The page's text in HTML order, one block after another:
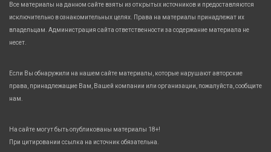
Все материалы на данном сайте взяты из открытых источников и предоставляются
исключительно в ознакомительных целях. Права на материалы принадлежат их
владельцам. Администрация сайта ответственности за содержание материала не
несет.
Если Вы обнаружили на нашем сайте материалы, которые нарушают авторские
права, принадлежащие Вам, Вашей компании или организации, пожалуйста, сообщите
нам.
На сайте могут быть опубликованы материалы 18+!
При цитировании ссылка на источник обязательна.